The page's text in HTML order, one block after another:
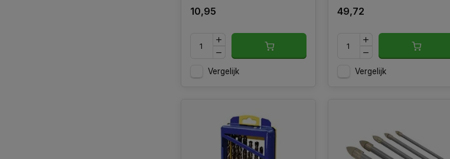
10,95
Vergelijk
49,72
Vergelijk